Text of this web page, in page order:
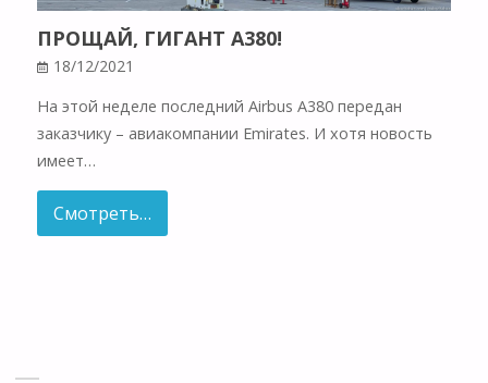
ПРОЩАЙ, ГИГАНТ A380!
18/12/2021
На этой неделе последний Airbus A380 передан
заказчику – авиакомпании Emirates. И хотя новость
имеет…
Смотреть…